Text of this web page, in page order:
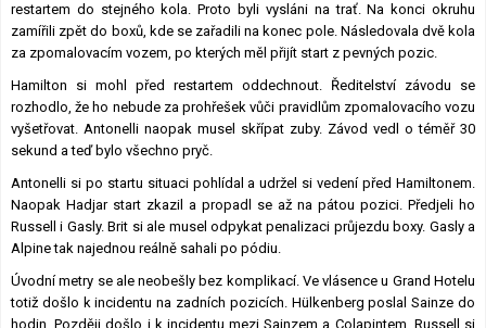
restartem do stejného kola. Proto byli vysláni na trať. Na konci okruhu
zamířili zpět do boxů, kde se zařadili na konec pole. Následovala dvě kola
za zpomalovacím vozem, po kterých měl přijít start z pevných pozic.
Hamilton si mohl před restartem oddechnout. Ředitelství závodu se
rozhodlo, že ho nebude za prohřešek vůči pravidlům zpomalovacího vozu
vyšetřovat. Antonelli naopak musel skřípat zuby. Závod vedl o téměř 30
sekund a teď bylo všechno pryč.
Antonelli si po startu situaci pohlídal a udržel si vedení před Hamiltonem.
Naopak Hadjar start zkazil a propadl se až na pátou pozici. Předjeli ho
Russell i Gasly. Brit si ale musel odpykat penalizaci průjezdu boxy. Gasly a
Alpine tak najednou reálně sahali po pódiu.
Úvodní metry se ale neobešly bez komplikací. Ve vlásence u Grand Hotelu
totiž došlo k incidentu na zadních pozicích. Hülkenberg poslal Sainze do
hodin. Později došlo i k incidentu mezi Sainzem a Colapintem. Russell si